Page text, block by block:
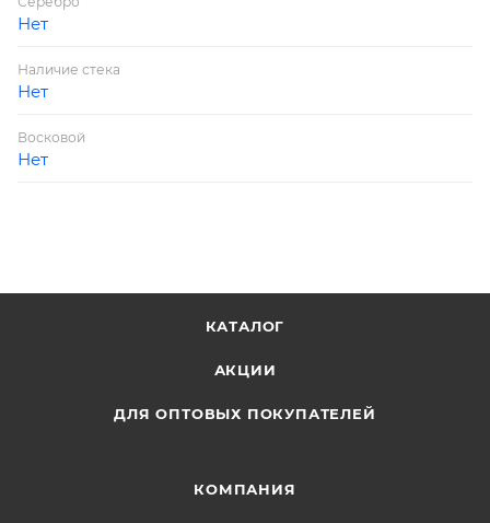
Нет
Наличие стека
Нет
Восковой
Нет
КАТАЛОГ
АКЦИИ
ДЛЯ ОПТОВЫХ ПОКУПАТЕЛЕЙ
КОМПАНИЯ